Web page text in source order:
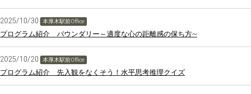
2025/10/30 本厚木駅前Office
プログラム紹介 バウンダリー～適度な心の距離感の保ち方~
2025/10/20 本厚木駅前Office
プログラム紹介 先入観をなくそう！水平思考推理クイズ